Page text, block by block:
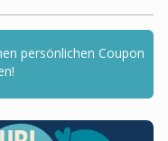
persönlichen Coupon